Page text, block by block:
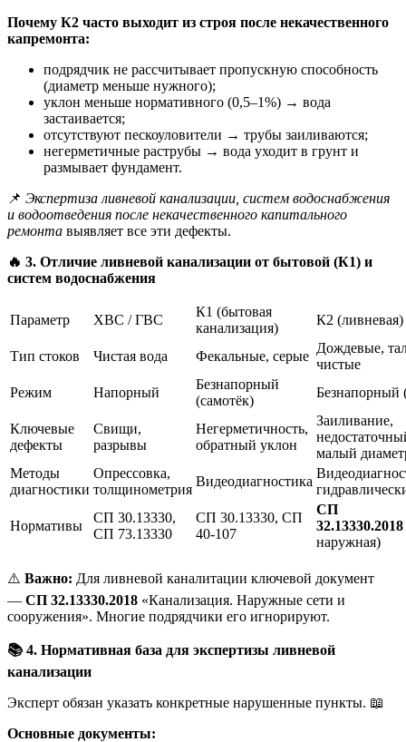
Почему К2 часто выходит из строя после некачественного
капремонта:
подрядчик не рассчитывает пропускную способность
(диаметр меньше нужного);
уклон меньше нормативного (0,5–1%) → вода
застаивается;
отсутствуют пескоуловители → трубы заиливаются;
негерметичные раструбы → вода уходит в грунт и
размывает фундамент.
📌 Экспертиза ливневой канализации, систем водоснабжения
и водоотведения после некачественного капитального
ремонта выявляет все эти дефекты.
🔥 3. Отличие ливневой канализации от бытовой (К1) и
систем водоснабжения
Параметр ХВС / ГВС
К1 (бытовая
канализация)
К2 (ливневая)
Тип стоков Чистая вода Фекальные, серые
Дождевые,
чистые
Режим
Напорный
Безнапорный
(самотёк)
Безнапорный
Ключевые
дефекты
Свищи,
разрывы
Негерметичность,
обратный уклон
Заиливание,
малый
Методы
диагностики
Опрессовка,
толщинометрия
Видеодиагностика
Нормативы
СП 30.13330,
СП 73.13330
СП 30.13330, СП
40-107
СП
32.13330.2018
наружная)
⚠️ Важно: Для ливневой каналитации ключевой документ
— СП 32.13330.2018 «Канализация. Наружные сети и
сооружения». Многие подрядчики его игнорируют.
📚4. Нормативная база для экспертизы ливневой
канализации
Эксперт обязан указать конкретные нарушенные пункты. 📖
Основные документы: